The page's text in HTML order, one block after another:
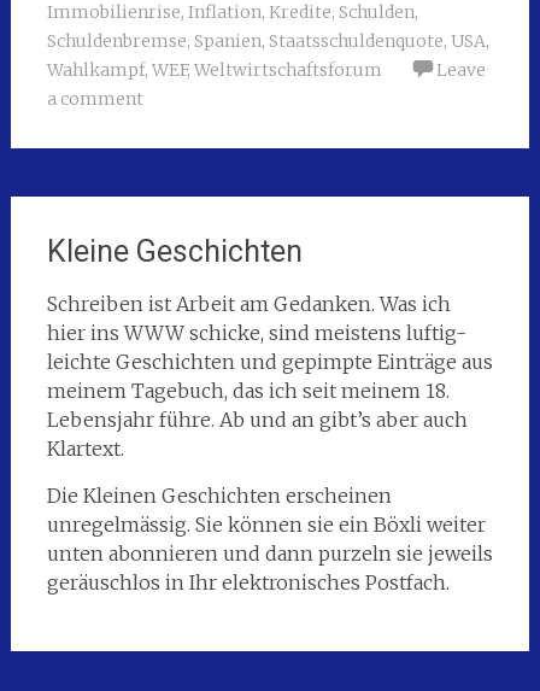
Immobilienrise, Inflation, Kredite, Schulden,
Schuldenbremse, Spanien, Staatsschuldenquote, USA,
Wahlkampf, WEF, Weltwirtschaftsforum
Leave
a comment
Kleine Geschichten
Schreiben ist Arbeit am Gedanken. Was ich
hier ins WWW schicke, sind meistens luftig-
leichte Geschichten und gepimpte Einträge aus
meinem Tagebuch, das ich seit meinem 18.
Lebensjahr führe. Ab und an gibt’s aber auch
Klartext.
Die Kleinen Geschichten erscheinen
unregelmässig. Sie können sie ein Böxli weiter
unten abonnieren und dann purzeln sie jeweils
geräuschlos in Ihr elektronisches Postfach.